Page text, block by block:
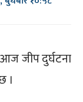
जीप दुर्घटना
।